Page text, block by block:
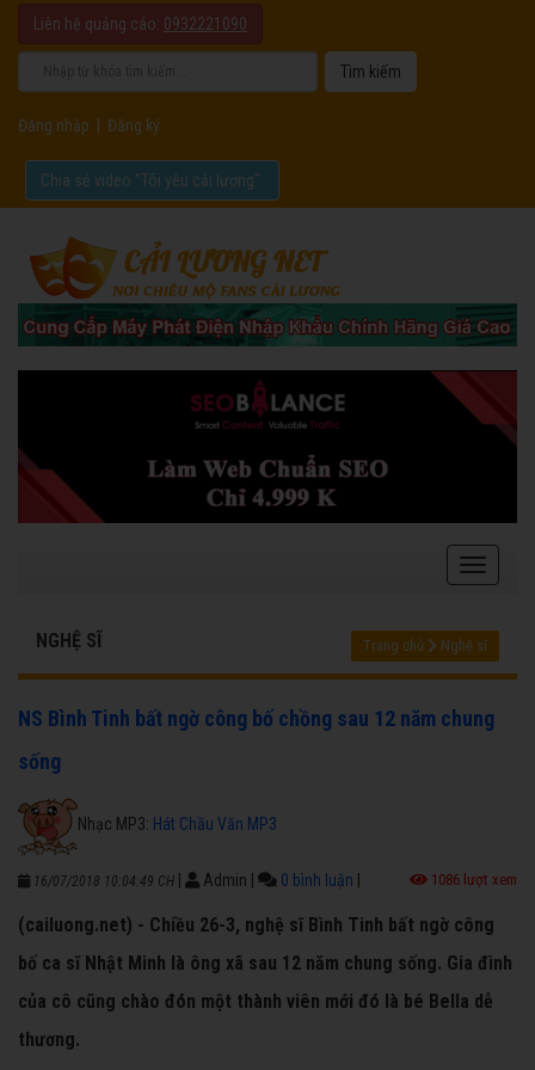
Liên hệ quảng cáo: 0932221090
Đăng nhập Đăng ký
Chia sẻ video "Tôi yêu cải lương".
NGHỆ SĨ Trang chủ Nghệ sĩ
NS Bình Tinh bất ngờ công bố chồng sau 12 năm chung
sống
Nhạc MP3: Hát Chầu Văn MP3
16/07/2018 10:04:49 CH Admin 0 bình luận 1086 lượt xem
(cailuong.net) - Chiều 26-3, nghệ sĩ Bình Tinh bất ngờ công
bố ca sĩ Nhật Minh là ông xã sau 12 năm chung sống. Gia đình
của cô cũng chào đón một thành viên mới đó là bé Bella dễ
thương.